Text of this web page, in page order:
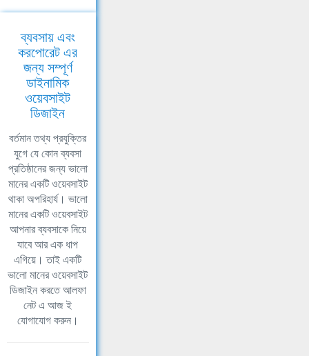
ব্যবসায় এবং
করপোরেট এর
জন্য সম্পূর্ণ
ডাইনামিক
ওয়েবসাইট
ডিজাইন
বর্তমান তথ্য প্রযুক্তির
যুগে যে কোন ব্যবসা
প্রতিষ্ঠানের জন্য ভালো
মানের একটি ওয়েবসাইট
থাকা অপরিহার্য। ভালো
মানের একটি ওয়েবসাইট
আপনার ব্যবসাকে নিয়ে
যাবে আর এক ধাপ
এগিয়ে। তাই একটি
ভালো মানের ওয়েবসাইট
ডিজাইন করতে আলফা
নেট এ আজ ই
যোগাযোগ করুন।